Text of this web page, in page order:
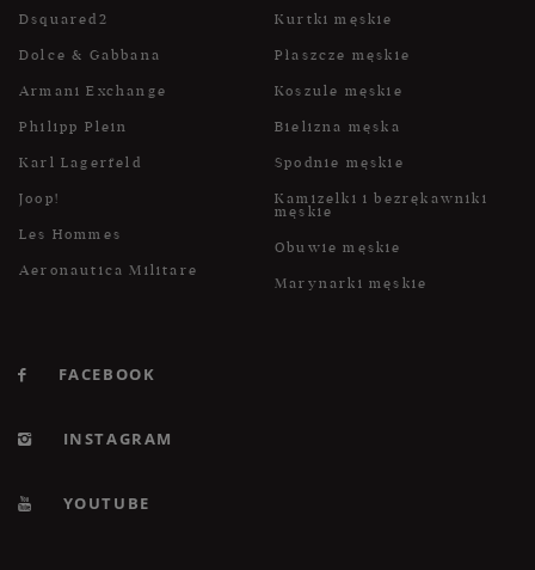
Dsquared2
Dolce & Gabbana
Armani Exchange
Philipp Plein
Karl Lagerfeld
Joop!
Les Hommes
Aeronautica Militare
Kurtki męskie
Płaszcze męskie
Koszule męskie
Bielizna męska
Spodnie męskie
Kamizelki i bezrękawniki
męskie
Obuwie męskie
Marynarki męskie
FACEBOOK
INSTAGRAM
YOUTUBE